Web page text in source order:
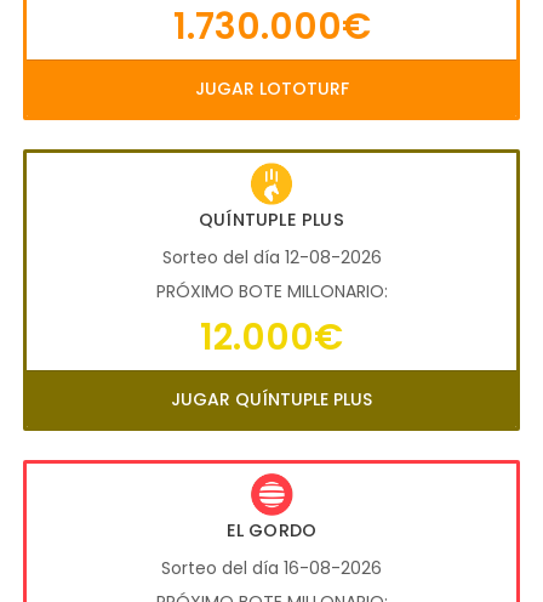
1.730.000€
JUGAR LOTOTURF
QUÍNTUPLE PLUS
Sorteo del día 12-08-2026
PRÓXIMO BOTE MILLONARIO:
12.000€
JUGAR QUÍNTUPLE PLUS
EL GORDO
Sorteo del día 16-08-2026